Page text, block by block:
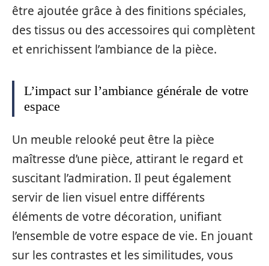
être ajoutée grâce à des finitions spéciales,
des tissus ou des accessoires qui complètent
et enrichissent l’ambiance de la pièce.
L’impact sur l’ambiance générale de votre
espace
Un meuble relooké peut être la pièce
maîtresse d’une pièce, attirant le regard et
suscitant l’admiration. Il peut également
servir de lien visuel entre différents
éléments de votre décoration, unifiant
l’ensemble de votre espace de vie. En jouant
sur les contrastes et les similitudes, vous